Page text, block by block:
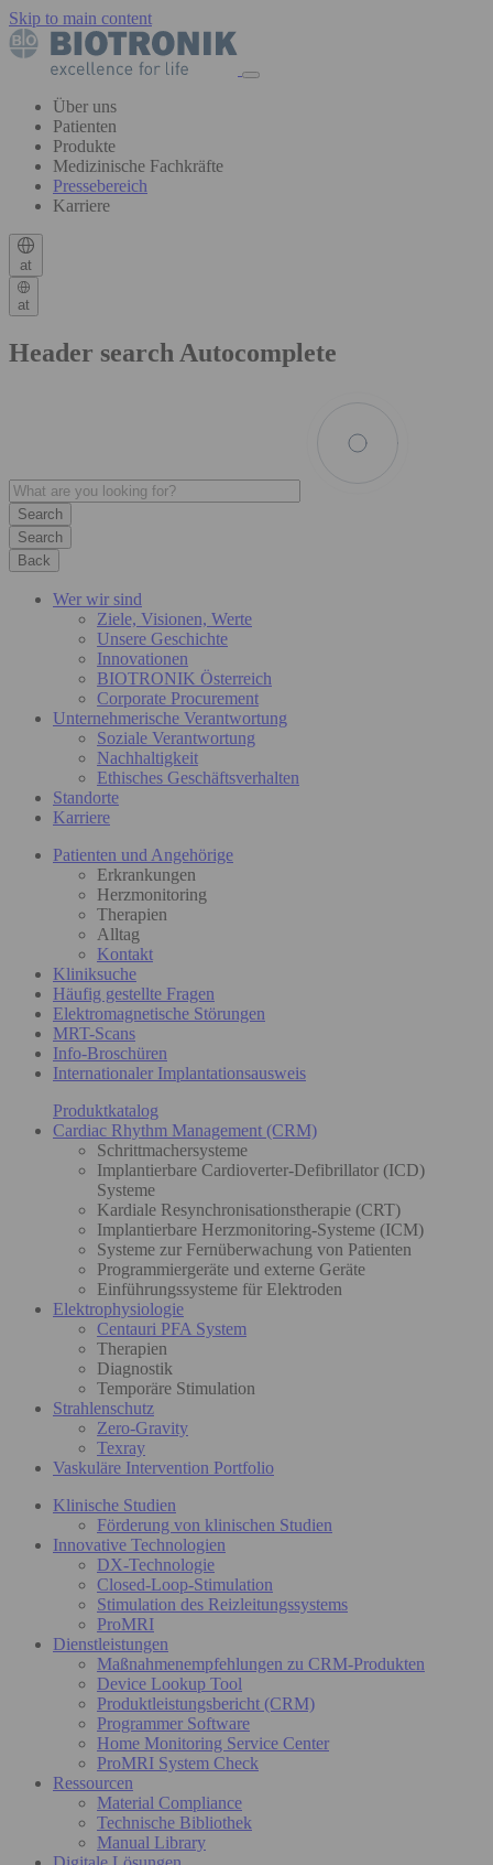
Skip to main content
Über uns
Patienten
Produkte
Medizinische Fachkräfte
Pressebereich
Karriere
at
at
Header search Autocomplete
Search
Back
Wer wir sind
Ziele, Visionen, Werte
Unsere Geschichte
Innovationen
BIOTRONIK Österreich
Corporate Procurement
Unternehmerische Verantwortung
Soziale Verantwortung
Nachhaltigkeit
Ethisches Geschäftsverhalten
Standorte
Karriere
Patienten und Angehörige
Erkrankungen
Herzmonitoring
Therapien
Alltag
Kontakt
Kliniksuche
Häufig gestellte Fragen
Elektromagnetische Störungen
MRT-Scans
Info-Broschüren
Internationaler Implantationsausweis
Produktkatalog
Cardiac Rhythm Management (CRM)
Schrittmachersysteme
Implantierbare Cardioverter-Defibrillator (ICD)
Systeme
Kardiale Resynchronisationstherapie (CRT)
Implantierbare Herzmonitoring-Systeme (ICM)
Systeme zur Fernüberwachung von Patienten
Programmiergeräte und externe Geräte
Einführungssysteme für Elektroden
Elektrophysiologie
Centauri PFA System
Therapien
Diagnostik
Temporäre Stimulation
Strahlenschutz
Zero-Gravity
Texray
Vaskuläre Intervention Portfolio
Klinische Studien
Förderung von klinischen Studien
Innovative Technologien
DX-Technologie
Closed-Loop-Stimulation
Stimulation des Reizleitungssystems
ProMRI
Dienstleistungen
Maßnahmenempfehlungen zu CRM-Produkten
Device Lookup Tool
Produktleistungsbericht (CRM)
Programmer Software
Home Monitoring Service Center
ProMRI System Check
Ressourcen
Material Compliance
Technische Bibliothek
Manual Library